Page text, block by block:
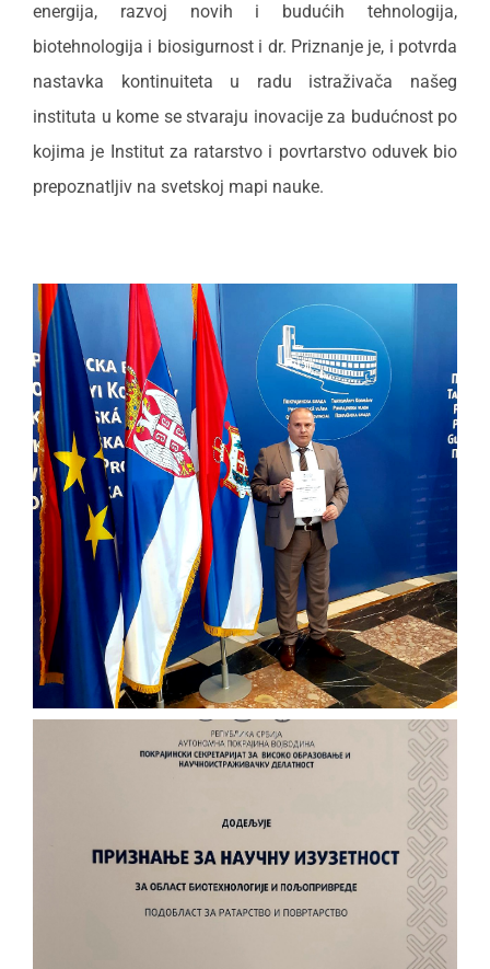
energija, razvoj novih i budućih tehnologija,
biotehnologija i biosigurnost i dr. Priznanje je, i potvrda
nastavka kontinuiteta u radu istraživača našeg
instituta u kome se stvaraju inovacije za budućnost po
kojima je Institut za ratarstvo i povrtarstvo oduvek bio
prepoznatljiv na svetskoj mapi nauke.